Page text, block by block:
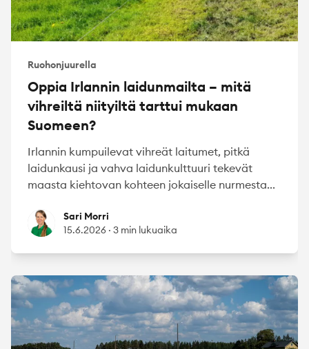
Ruohonjuurella
Oppia Irlannin laidunmailta – mitä
vihreiltä niityiltä tarttui mukaan
Suomeen?
Irlannin kumpuilevat vihreät laitumet, pitkä
laidunkausi ja vahva laidunkulttuuri tekevät
maasta kiehtovan kohteen jokaiselle nurmesta...
Sari MorriSari Morri
15.6.2026 · 3 min lukuaika